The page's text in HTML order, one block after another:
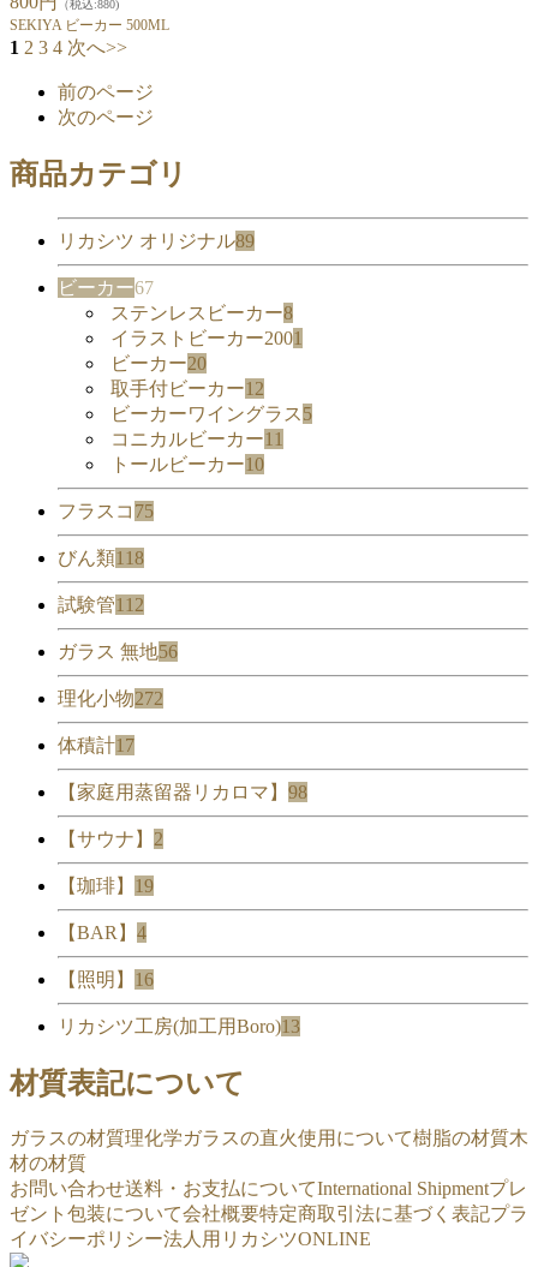
（税込:880)
SEKIYA ビーカー 500ML
1 2 3 4 次へ>>
前のページ
次のページ
商品カテゴリ
リカシツ オリジナル89
ビーカー67
ステンレスビーカー8
イラストビーカー2001
ビーカー20
取手付ビーカー12
ビーカーワイングラス 5
コニカルビーカー11
トールビーカー10
フラスコ 75
びん類118
試験管112
ガラス 無地56
理化小物272
体積計17
【家庭用蒸留器リカロマ】 98
【サウナ】 2
【珈琲】 19
【BAR】 4
【照明】 16
リカシツ工房(加工用Boro)13
材質表記について
ガラスの材質理化学ガラスの直火使用について樹脂の材質木
材の材質
お問い合わせ送料・お支払についてInternational Shipmentプレ
ゼント包装について会社概要特定商取引法に基づく表記プラ
イバシーポリシー法人用リカシツONLINE